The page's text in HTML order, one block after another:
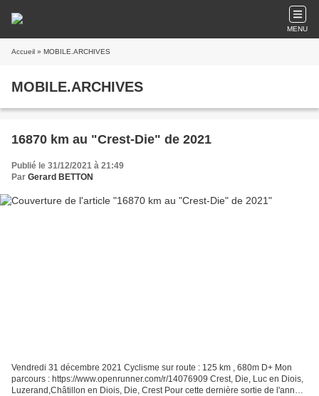
MENU
Accueil » MOBILE.ARCHIVES
MOBILE.ARCHIVES
16870 km au "Crest-Die" de 2021
Publié le 31/12/2021 à 21:49
Par Gerard BETTON
Vendredi 31 décembre 2021 Cyclisme sur route : 125 km , 680m D+ Mon
parcours : https://www.openrunner.com/r/14076909 Crest, Die, Luc en Diois,
Luzerand,Châtillon en Diois, Die, Crest Pour cette dernière sortie de l'année,